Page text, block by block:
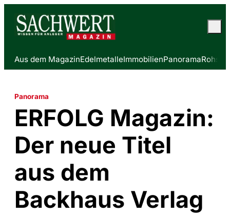
Aus dem MagazinEdelmetalleImmobilienPanorama
Panorama
ERFOLG Magazin:
Der neue Titel
aus dem
Backhaus Verlag